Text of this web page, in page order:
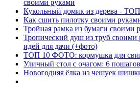
своими руками
Кукольный домик из дерева -
Как сшить пилотку своими
Тройная рамка из бумаги своими
Тропический душ из труб своими
идей для дачи (+фото)
ТОП 10 ФОТО: кормушка для
Уличный стол с очагом: 6
Новогодняя ёлка из чешуек